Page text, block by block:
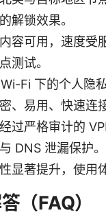
解锁效果。
容可用，速度受
测试。
Fi 下的个人隐
、易用、快速连接
过严格审计的
DNS 泄漏保护。
显著提升，使用
（FAQ）